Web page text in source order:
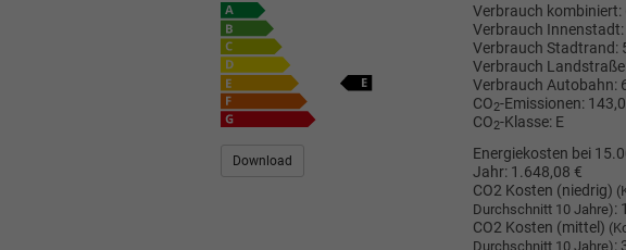
Verbrauch kombiniert:
Verbrauch Innenstadt:
Verbrauch Stadtrand:
Verbrauch
Verbrauch Autobahn:
CO2-Emissionen:
CO2-Klasse: E
Download
Energiekosten bei
Jahr: 1.648,08 €
CO2 Kosten (niedrig)
Durchschnitt 10 Jahre):
CO2 Kosten (mittel)
Durchschnitt 10 Jahre)